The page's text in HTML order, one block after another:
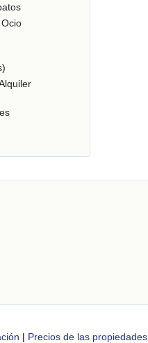
| Precios de las propiedades